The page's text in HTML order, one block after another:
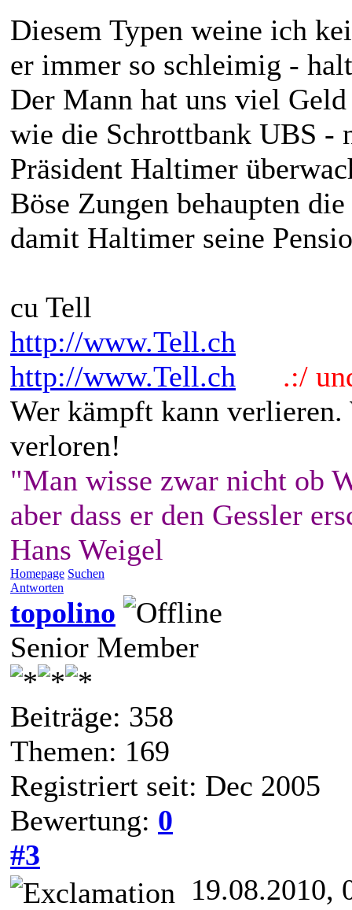
Diesem Typen weine ich
er immer so schleimig -
Der Mann hat uns viel
wie die Schrottbank UBS -
Präsident Haltimer
Böse Zungen behaupten
damit Haltimer seine
cu Tell
http://www.Tell.ch
http://www.Tell.ch
.:/
Wer kämpft kann
verloren!
"Man wisse zwar nicht ob
aber dass er den Gessler
Hans Weigel
Homepage Suchen
Antworten
topolino
Senior Member
Beiträge: 358
Themen: 169
Registriert seit: Dec 2005
Bewertung: 0
#3
19.08.2010,